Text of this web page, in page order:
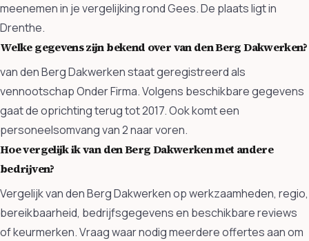
meenemen in je vergelijking rond Gees. De plaats ligt in
Drenthe.
Welke gegevens zijn bekend over van den Berg Dakwerken?
van den Berg Dakwerken staat geregistreerd als
vennootschap Onder Firma. Volgens beschikbare gegevens
gaat de oprichting terug tot 2017. Ook komt een
personeelsomvang van 2 naar voren.
Hoe vergelijk ik van den Berg Dakwerken met andere
bedrijven?
Vergelijk van den Berg Dakwerken op werkzaamheden, regio,
bereikbaarheid, bedrijfsgegevens en beschikbare reviews
of keurmerken. Vraag waar nodig meerdere offertes aan om